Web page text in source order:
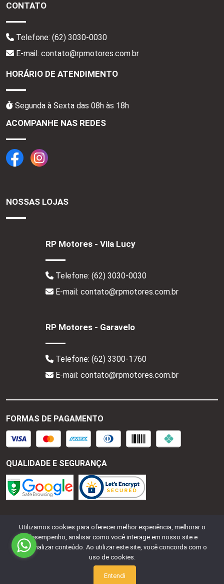
CONTATO
Telefone: (62) 3030-0030
E-mail: contato@rpmotores.com.br
HORÁRIO DE ATENDIMENTO
Segunda à Sexta das 08h às 18h
ACOMPANHE NAS REDES
NOSSAS LOJAS
RP Motores - Vila Lucy
Telefone: (62) 3030-0030
E-mail: contato@rpmotores.com.br
RP Motores - Garavelo
Telefone: (62) 3300-1760
E-mail: contato@rpmotores.com.br
FORMAS DE PAGAMENTO
QUALIDADE E SEGURANÇA
direitos reservados.2026
Desenvolvido Por:
Utilizamos cookies para oferecer melhor experiência, melhorar o
desempenho, analisar como você interage em nosso site e
personalizar conteúdo. Ao utilizar este site, você concorda com o
uso de cookies.
Entendi